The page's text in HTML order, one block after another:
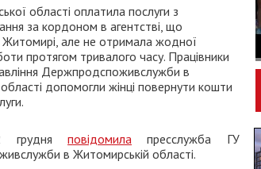
області оплатила послуги з
за кордоном в агентстві, що
Житомирі, але не отримала жодної
протягом тривалого часу. Працівники
Держпродспоживслужби в
допомогли жінці повернути кошти
грудняповідомила пресслужба ГУ
в Житомирській області.